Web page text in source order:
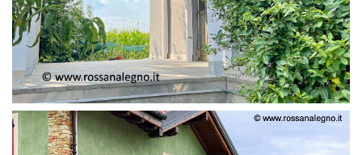
PERGOLA ADOSSATA